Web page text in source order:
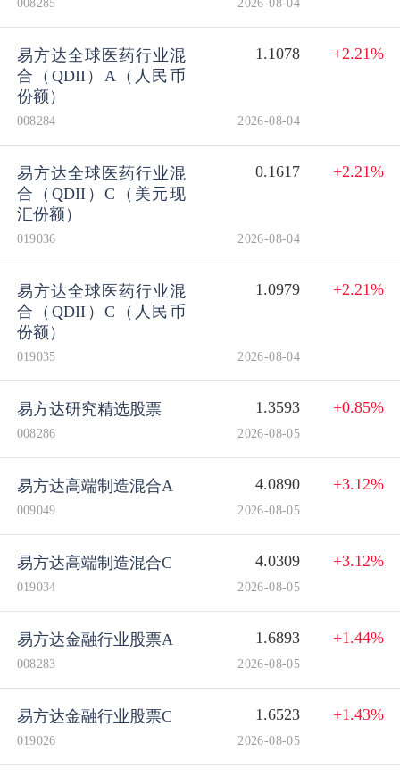
008285 2026-08-04
易方达全球医药行业混
合（QDII）A（人民币
份额）
1.1078 +2.21%
008284 2026-08-04
易方达全球医药行业混
合（QDII）C（美元现
汇份额）
0.1617 +2.21%
019036 2026-08-04
易方达全球医药行业混
合（QDII）C（人民币
份额）
1.0979 +2.21%
019035 2026-08-04
易方达研究精选股票 1.3593 +0.85%
008286 2026-08-05
易方达高端制造混合A 4.0890 +3.12%
009049 2026-08-05
易方达高端制造混合C 4.0309 +3.12%
019034 2026-08-05
易方达金融行业股票A 1.6893 +1.44%
008283 2026-08-05
易方达金融行业股票C 1.6523 +1.43%
019026 2026-08-05